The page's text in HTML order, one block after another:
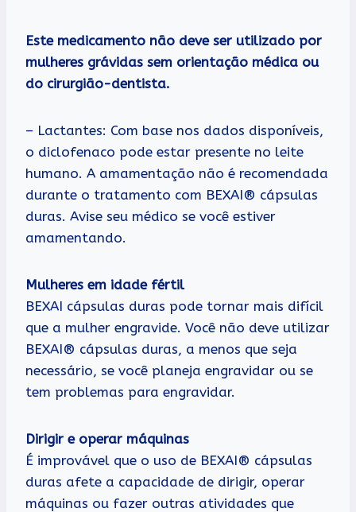
Este medicamento não deve ser utilizado por
mulheres grávidas sem orientação médica ou
do cirurgião-dentista.
– Lactantes: Com base nos dados disponíveis,
o diclofenaco pode estar presente no leite
humano. A amamentação não é recomendada
durante o tratamento com BEXAI® cápsulas
duras. Avise seu médico se você estiver
amamentando.
Mulheres em idade fértil
BEXAI cápsulas duras pode tornar mais difícil
que a mulher engravide. Você não deve utilizar
BEXAI® cápsulas duras, a menos que seja
necessário, se você planeja engravidar ou se
tem problemas para engravidar.
Dirigir e operar máquinas
É improvável que o uso de BEXAI® cápsulas
duras afete a capacidade de dirigir, operar
máquinas ou fazer outras atividades que